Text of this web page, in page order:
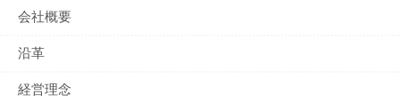
会社概要
沿革
経営理念